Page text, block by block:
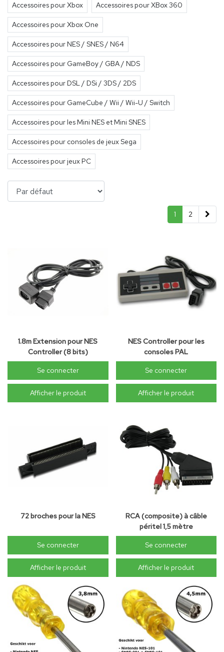
Accessoires pour Xbox Accessoires pour XBox 360
Accessoires pour Xbox One
Accessoires pour NES / SNES / N64
Accessoires pour GameBoy / GBA / NDS
Accessoires pour DSL / DSi / 3DS / 2DS
Accessoires pour GameCube / Wii / Wii-U / Switch
Accessoires pour les Mini NES et Mini SNES
Accessoires pour consoles de jeux Sega
Accessoires pour jeux PC
1 2
1.8m Extension pour NES
Controller (8 bits)
Se connecter
Afficher le produit
NES Controller pour les
consoles PAL
Se connecter
Afficher le produit
72 broches pour la NES
Se connecter
Afficher le produit
RCA (composite) à câble
péritel 1,5 mètre
Se connecter
Afficher le produit